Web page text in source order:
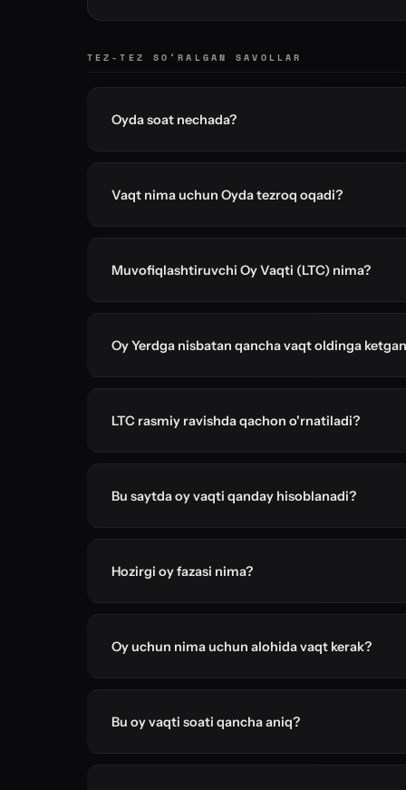
TEZ-TEZ SOʻRALGAN SAVOLLAR
Oyda soat nechada?
Vaqt nima uchun Oyda tezroq oqadi?
Muvofiqlashtiruvchi Oy Vaqti (LTC) nima?
Oy Yerdga nisbatan qancha vaqt oldinga
LTC rasmiy ravishda qachon o'rnatiladi?
Bu saytda oy vaqti qanday hisoblanadi?
Hozirgi oy fazasi nima?
Oy uchun nima uchun alohida vaqt kerak?
Bu oy vaqti soati qancha aniq?